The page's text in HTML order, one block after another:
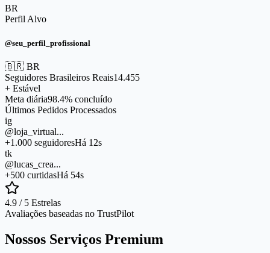
BR
Perfil Alvo
@seu_perfil_profissional
🇧🇷 BR
Seguidores Brasileiros Reais14.455
+ Estável
Meta diária98.4% concluído
Últimos Pedidos Processados
ig
@loja_virtual...
+1.000 seguidoresHá 12s
tk
@lucas_crea...
+500 curtidasHá 54s
4.9 / 5 Estrelas
Avaliações baseadas no TrustPilot
Nossos Serviços Premium